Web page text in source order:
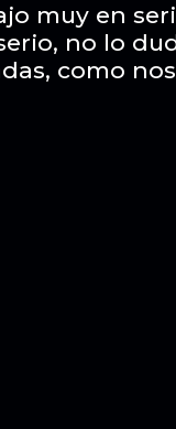
muy en
no lo
como